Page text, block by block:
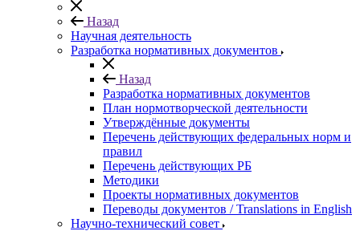
Назад
Научная деятельность
Разработка нормативных документов
Назад
Разработка нормативных документов
План нормотворческой деятельности
Утверждённые документы
Перечень действующих федеральных норм и
правил
Перечень действующих РБ
Методики
Проекты нормативных документов
Переводы документов / Translations in English
Научно-технический совет